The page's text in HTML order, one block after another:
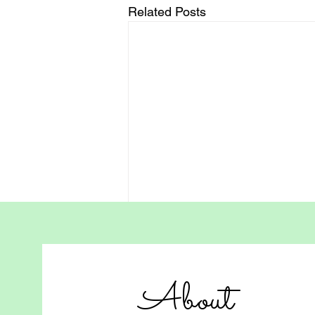
Related Posts
The Homeschooling
yearning to soar. For
homeschoolers in Hong Kong,
About